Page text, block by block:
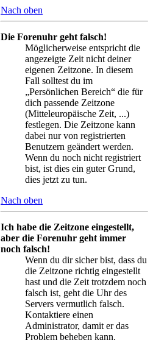
Nach oben
Die Forenuhr geht falsch!
Möglicherweise entspricht die
angezeigte Zeit nicht deiner
eigenen Zeitzone. In diesem
Fall solltest du im
„Persönlichen Bereich“ die für
dich passende Zeitzone
(Mitteleuropäische Zeit, ...)
festlegen. Die Zeitzone kann
dabei nur von registrierten
Benutzern geändert werden.
Wenn du noch nicht registriert
bist, ist dies ein guter Grund,
dies jetzt zu tun.
Nach oben
Ich habe die Zeitzone eingestellt,
aber die Forenuhr geht immer
noch falsch!
Wenn du dir sicher bist, dass du
die Zeitzone richtig eingestellt
hast und die Zeit trotzdem noch
falsch ist, geht die Uhr des
Servers vermutlich falsch.
Kontaktiere einen
Administrator, damit er das
Problem beheben kann.